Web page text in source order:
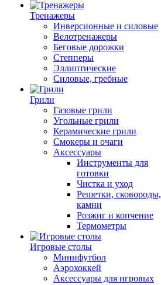
Тренажеры
Инверсионные и силовые
Велотренажеры
Беговые дорожки
Степперы
Эллиптические
Силовые, гребные
Грили
Газовые грили
Угольные грили
Керамические грили
Смокеры и очаги
Аксессуары
Инструменты для
готовки
Чистка и уход
Решетки, сковороды,
камни
Розжиг и копчение
Термометры
Игровые столы
Минифутбол
Аэрохоккей
Аксессуары для игровых